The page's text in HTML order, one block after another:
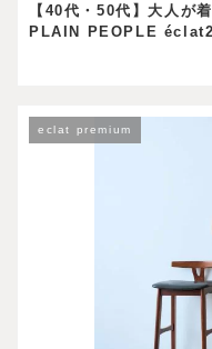
【40代・50代】大人が
PLAIN PEOPLE
eclat premium